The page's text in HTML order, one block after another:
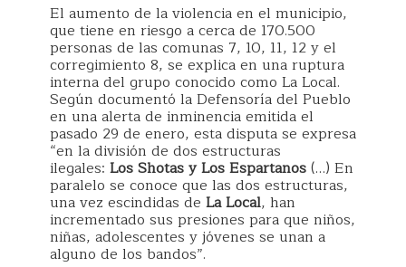
El aumento de la violencia en el municipio,
que tiene en riesgo a cerca de 170.500
personas de las comunas 7, 10, 11, 12 y el
corregimiento 8, se explica en una ruptura
interna del grupo conocido como La Local.
Según documentó la Defensoría del Pueblo
en una alerta de inminencia emitida el
pasado 29 de enero, esta disputa se expresa
“en la división de dos estructuras
ilegales: Los Shotas y Los Espartanos(…) En
paralelo se conoce que las dos estructuras,
una vez escindidas de La Local, han
incrementado sus presiones para que niños,
niñas, adolescentes y jóvenes se unan a
alguno de los bandos”.